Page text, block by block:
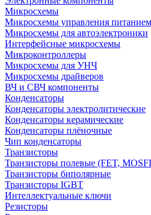
Микросхемы
Микросхемы управления питанием
Микросхемы для автоэлектроники
Интерфейсные микросхемы
Микроконтроллеры
Микросхемы для УНЧ
Микросхемы драйверов
ВЧ и СВЧ компоненты
Конденсаторы
Конденсаторы электролитические
Конденсаторы керамические
Конденсаторы плёночные
Чип конденсаторы
Транзисторы
Транзисторы полевые (FET,
Транзисторы биполярные
Транзисторы IGBT
Интеллектуальные ключи
Резисторы